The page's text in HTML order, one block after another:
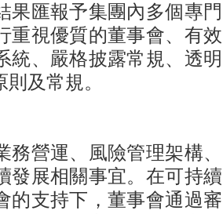
果匯報予集團內多個專門
重視優質的董事會、有效
統、嚴格披露常規、透明
及常規。
營運、風險管理架構、
發展相關事宜。在可持續
的支持下，董事會通過審